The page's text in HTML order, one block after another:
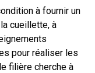
à fournir un
cueillette, à
pour réaliser les
filière cherche à